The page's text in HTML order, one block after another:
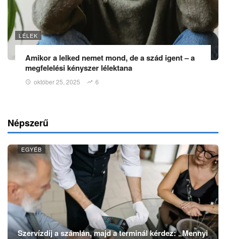
LÉLEK
Amikor a lelked nemet mond, de a szád igent – a
megfelelési kényszer lélektana
október 25, 2025 6
Népszerű
EGYÉB
Szervízdíj a számlán, majd a terminál kérdez: „Mennyi